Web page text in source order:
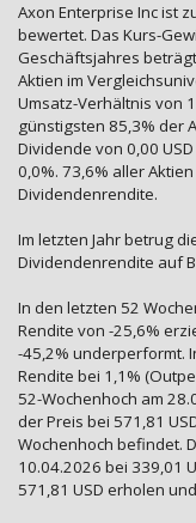
Axon Enterprise Inc ist
bewertet. Das Kurs-
Geschäftsjahres
Aktien im
Umsatz-Verhältnis von
günstigsten 85,3% der
Dividende von 0,00
0,0%. 73,6% aller
Dividendenrendite.
Im letzten Jahr betrug
Dividendenrendite auf
In den letzten 52
Rendite von -25,6%
-45,2% underperformt.
Rendite bei 1,1%
52-Wochenhoch am
der Preis bei 571,81
Wochenhoch befindet.
10.04.2026 bei 339,01
571,81 USD erholen